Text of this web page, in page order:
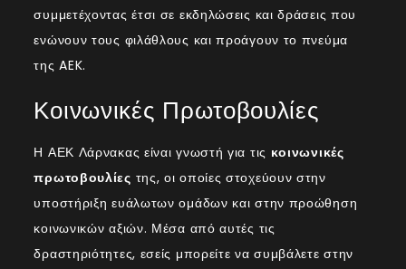
συμμετέχοντας έτσι σε εκδηλώσεις και δράσεις που
ενώνουν τους φιλάθλους και προάγουν το πνεύμα
της AEK.
Κοινωνικές Πρωτοβουλίες
Η ΑΕΚ Λάρνακας είναι γνωστή για τις κοινωνικές
πρωτοβουλίες της, οι οποίες στοχεύουν στην
υποστήριξη ευάλωτων ομάδων και στην προώθηση
κοινωνικών αξιών. Μέσα από αυτές τις
δραστηριότητες, εσείς μπορείτε να συμβάλετε στην